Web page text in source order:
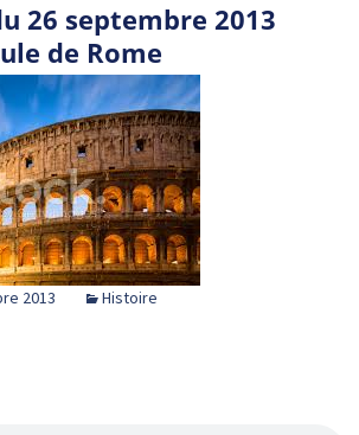
26 septembre 2013
de Rome
2013 Histoire